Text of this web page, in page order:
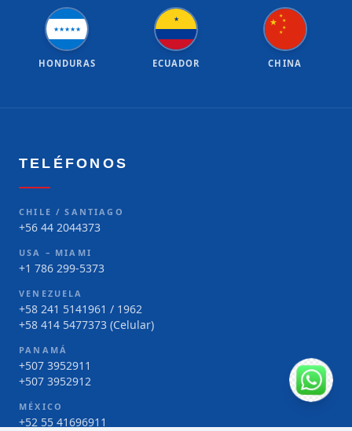
★★★★★
HONDURAS
★
ECUADOR
★
★
★
★
★
CHINA
TELÉFONOS
CHILE / SANTIAGO
+56 44 2044373
USA – MIAMI
+1 786 299-5373
VENEZUELA
+58 241 5141961 / 1962
+58 414 5477373 (Celular)
PANAMÁ
+507 3952911
+507 3952912
MÉXICO
+52 55 41696911